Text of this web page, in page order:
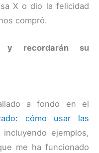
X o dio la felicidad
compró.
y recordarán su
a fondo en el
cómo usar las
incluyendo ejemplos,
me ha funcionado